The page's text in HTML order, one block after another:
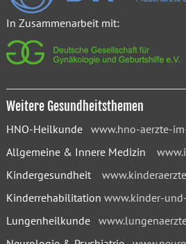
In Zusammenarbeit mit:
Weitere Gesundheitsthemen
HNO-Heilkunde www.hno-aerzte-
Allgemeine & Innere Medizin
Kindergesundheit
Kinderrehabilitation www.kinder-
Lungenheilkunde